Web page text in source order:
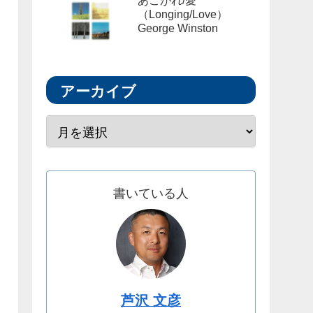
（Longing/Love）
George Winston
アーカイブ
書いている人
芦沢 文彦